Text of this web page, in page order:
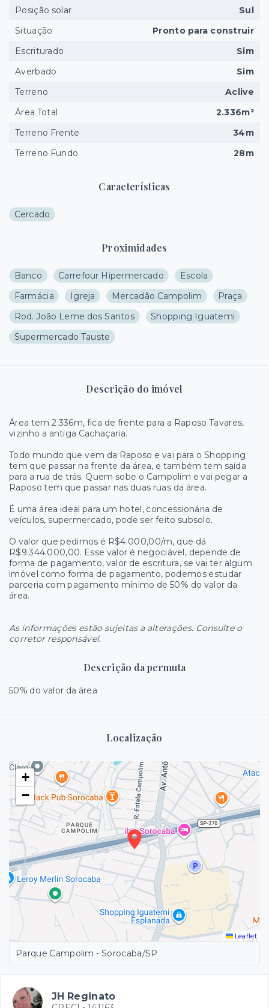
Características
Cercado
Proximidades
Banco Carrefour Hipermercado
Escola
Farmácia
Igreja Mercadão Campolim
Praça
Rod. João Leme dos Santos
Shopping Iguatemi
Supermercado Tauste
Descrição do imóvel
Área tem 2.336m, fica de frente para a Raposo Tavares,
vizinho a antiga Cachaçaria.
Todo mundo que vem da Raposo e vai para o Shopping
tem que passar na frente da área, e também tem saída
para a rua de trás. Quem sobe o Campolim e vai pegar a
Raposo tem que passar nas duas ruas da área.
É uma área ideal para um hotel, concessionária de
veículos, supermercado, pode ser feito subsolo.
O valor que pedimos é R$4.000,00/m, que dá
R$9.344.000,00. Esse valor é negociável, depende de
forma de pagamento, valor de escritura, se vai ter algum
imóvel como forma de pagamento, podemos estudar
parceria com pagamento mínimo de 50% do valor da
área.
As informações estão sujeitas a alterações. Consulte o
corretor responsável.
Descrição da permuta
50% do valor da área
Localização
+
−
Leaflet
Parque Campolim - Sorocaba/SP
Posição solar
Sul
Situação
Pronto para construir
Escriturado
Sim
Averbado
Sim
Terreno
Aclive
Área Total
2.336m²
Terreno Frente
34m
Terreno Fundo
28m
JH Reginato